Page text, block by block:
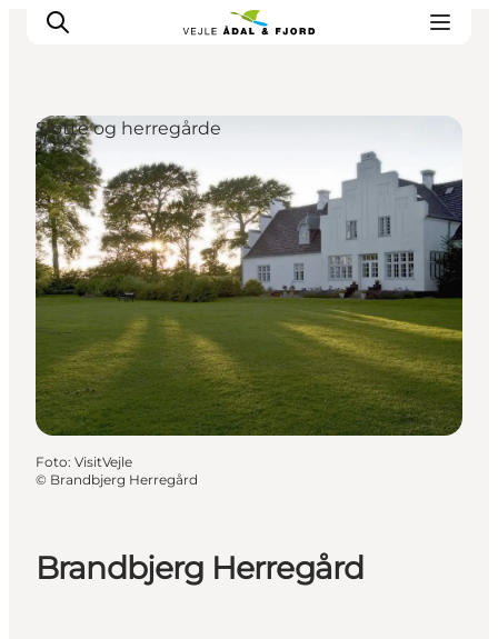
Udflugtsmål
Ture & aktiviteter
Det sker
Overnatning
Planlæg din tur
Projekter
Brandbjerg Herregård
Slotte og herregårde
Foto: VisitVejle
© Brandbjerg Herregård